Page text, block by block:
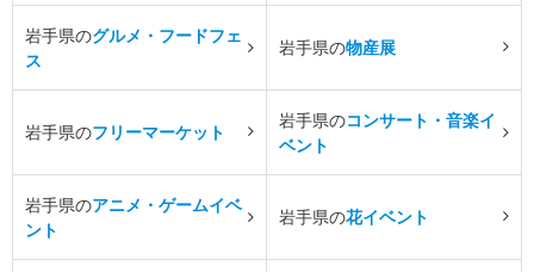
岩手県のグルメ・フードフェ
ス
岩手県の物産展
岩手県のフリーマーケット
岩手県のコンサート・音楽イ
ベント
岩手県のアニメ・ゲームイベ
ント
岩手県の花イベント